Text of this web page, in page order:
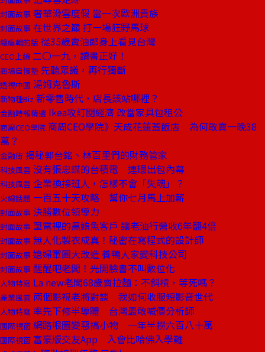
封面故事 奢華滑雪度假 當一次歐洲貴族
封面故事 在世界之巔 打一場狂野馬球
總編輯的話 從35歲賣油郎身上看見台灣
CEO上線 二〇一九，讀書正好！
商場自慢塾 先聽眾議，再行獨斷
透視中國 湯姆克魯斯
新物種Biz 新零售時代，店長該站哪裡？
金融時報精選 Ikea攻訂閱經濟 改當家具包租公
商周CEO學院 商周CEO學院》天成花蓮蓋飯店 為何敢賣一晚38
萬？
金融街 揭秘郭台銘、林百里們的財務管家
科技風雲 沒有張忠謀的台積電 連環出包內幕
科技風雲 企業換接班人，怎樣不會「失魂」？
火線話題 一百五十天攻略 幫你七月馬上加薪
封面故事 決勝數位領導力
封面故事 筆電裡的黑鮪魚客戶 讓老油行營收6年翻4倍
封面故事 無人化製衣成真！秘密在寫程式的設計師
封面故事 媳婦軍團大改造 養鴨人家變科技公司
封面故事 醒醒吧老闆！光開臉書不叫數位化
人物特寫 La new老闆68歲賣拉麵：不斜槓，等死嗎？
產業風雲 兩個影視老將對談 我如何收服短影音世代
人物特寫 率先下修半導體 台灣最敢喊價分析師
國際視窗 網路哏圖變惡搞小物 一年半撈六百八十萬
國際視窗 富豪版交友App 入會比哈佛入學難